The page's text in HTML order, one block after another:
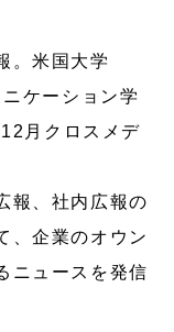
。米国大学
ケーション学
月クロスメデ
報、社内広報の
、企業のオウン
ニュースを発信